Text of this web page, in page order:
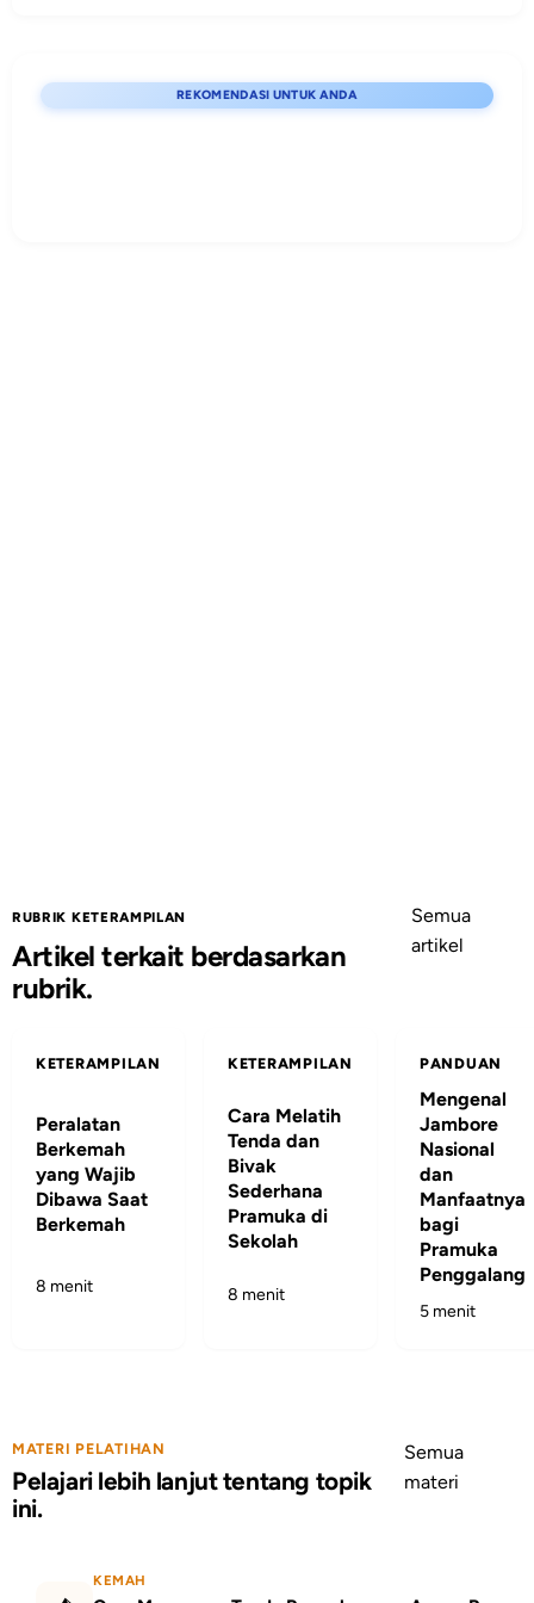
REKOMENDASI UNTUK ANDA
RUBRIK KETERAMPILAN
Artikel terkait berdasarkan
rubrik.
Semua
artikel
KETERAMPILAN
Peralatan
Berkemah
yang Wajib
Dibawa Saat
Berkemah
8 menit
KETERAMPILAN
Cara Melatih
Tenda dan
Bivak
Sederhana
Pramuka di
Sekolah
8 menit
PANDUAN
Mengenal
Jambore
Nasional
dan
Manfaatnya
bagi
Pramuka
Penggalang
5 menit
MATERI PELATIHAN
Pelajari lebih lanjut tentang topik
ini.
Semua
materi
KEMAH